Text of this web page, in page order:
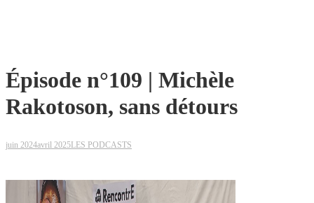
Épisode n°109 | Michèle
Rakotoson, sans détours
juin 2024avril 2025 LES PODCASTS